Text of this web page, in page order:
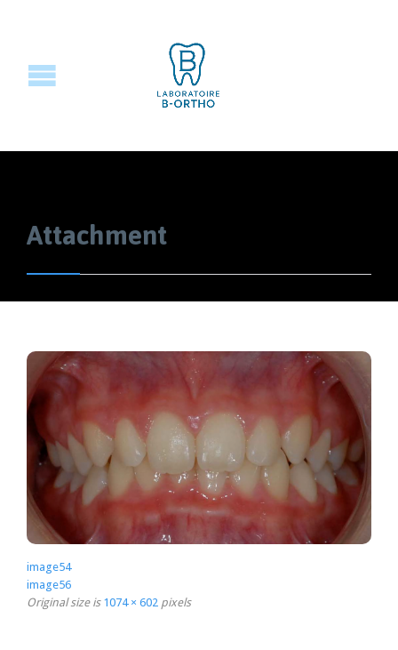
Attachment
image54
image56
Original size is 1074 × 602 pixels